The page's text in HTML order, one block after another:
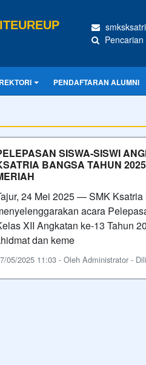
Pencarian
PENDAFTARAN ALUMNI
SISWA-SISWI
BANGSA TAHUN
24 Mei 2025 — SMK
acara
XII Angkatan ke-13 Tahun
dan keme
05/2025 11:03 - Oleh Administrator -